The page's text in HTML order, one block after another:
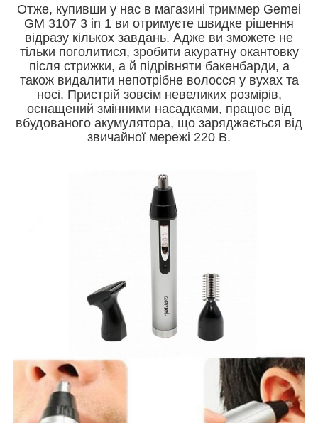
Отже, купивши у нас в магазині триммер Gemei
GM 3107 3 in 1 ви отримуєте швидке рішення
відразу кількох завдань. Адже ви зможете не
тільки поголитися, зробити акуратну окантовку
після стрижки, а й підрівняти бакенбарди, а
також видалити непотрібне волосся у вухах та
носі. Пристрій зовсім невеликих розмірів,
оснащений змінними насадками, працює від
вбудованого акумулятора, що заряджається від
звичайної мережі 220 В.